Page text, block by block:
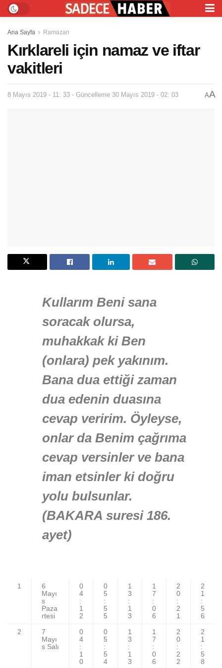
Ana Sayfa Ramazan
Kırklareli için namaz ve iftar
vakitleri
8 Mayıs 2019 - 11: 33 - Güncelleme 30 Mayıs 2019 - 02: 03 AA
Kullarım Beni sana
soracak olursa,
muhakkak ki Ben
(onlara) pek yakınım.
Bana dua ettiği zaman
dua edenin duasına
cevap veririm. Öyleyse,
onlar da Benim çağrıma
cevap versinler ve bana
iman etsinler ki doğru
yolu bulsunlar.
(BAKARA suresi 186.
ayet)
1
6
Mayı
s
Paza
rtesi
0
4
:
1
2
0
5
:
5
5
1
3
:
1
3
1
7
:
0
6
2
0
:
2
1
2
1
:
5
6
2
7
Mayı
s Salı
0
4
:
1
0
0
5
:
5
4
1
3
:
1
3
1
7
:
0
6
2
0
:
2
2
2
1
:
5
8